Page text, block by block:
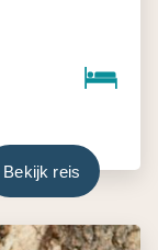
Bekijk reis